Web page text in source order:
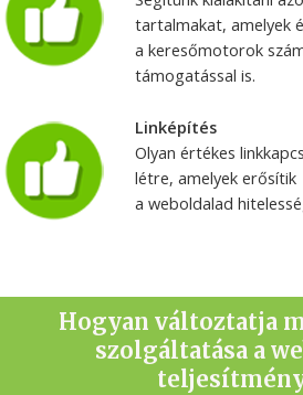
tartalmakat, amelyek
a keresőmotorok
támogatással is.
Linképítés
Olyan értékes
létre, amelyek erősítik
a weboldalad
Hogyan változtatja
szolgáltatása a